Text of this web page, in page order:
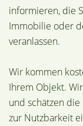
informieren, die
Immobilie oder
veranlassen.
Wir kommen
Ihrem Objekt.
und schätzen die
zur Nutzbarkeit